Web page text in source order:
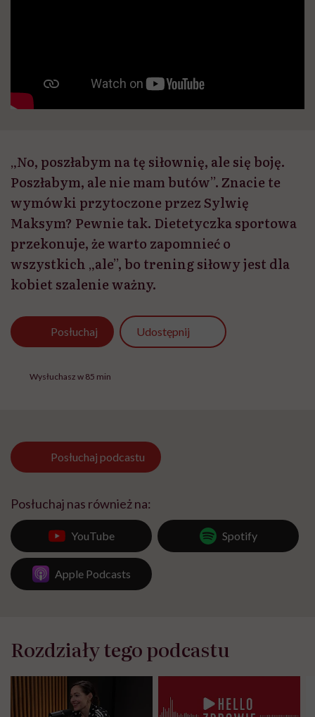
„No, poszłabym na tę siłownię, ale się boję.
Poszłabym, ale nie mam butów”. Znacie te
wymówki przytoczone przez Sylwię
Maksym? Pewnie tak. Dietetyczka sportowa
przekonuje, że warto zapomnieć o
wszystkich „ale”, bo trening siłowy jest dla
kobiet szalenie ważny.
Posłuchaj Udostępnij
Wysłuchasz w 85 min
Posłuchaj podcastu
Posłuchaj nas również na:
YouTube Spotify
Apple Podcasts
Rozdziały tego podcastu